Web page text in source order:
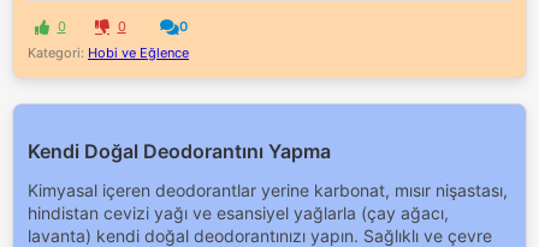
0 0
0
Kategori: Hobi ve Eğlence
Kendi Doğal Deodorantını Yapma
Kimyasal içeren deodorantlar yerine karbonat, mısır nişastası,
hindistan cevizi yağı ve esansiyel yağlarla (çay ağacı,
lavanta) kendi doğal deodorantınızı yapın. Sağlıklı ve çevre